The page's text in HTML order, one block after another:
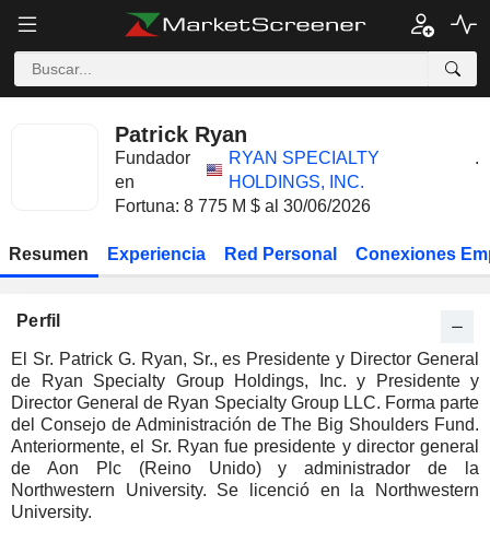
Patrick Ryan
Fundador
en
RYAN SPECIALTY
HOLDINGS, INC.
.
Fortuna: 8 775 M $ al 30/06/2026
Resumen Experiencia Red Personal Conexiones
Perfil
El Sr. Patrick G. Ryan, Sr., es Presidente y Director General
de Ryan Specialty Group Holdings, Inc. y Presidente y
Director General de Ryan Specialty Group LLC. Forma parte
del Consejo de Administración de The Big Shoulders Fund.
Anteriormente, el Sr. Ryan fue presidente y director general
de Aon Plc (Reino Unido) y administrador de la
Northwestern University. Se licenció en la Northwestern
University.